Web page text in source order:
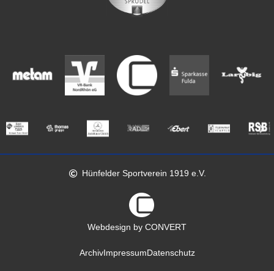
Hünfelder Sportverein 1919 e.V.
Webdesign by CONVERT
ArchivImpressum Datenschutz